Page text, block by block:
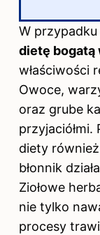
W
dietę bogatą
właściwości
Owoce,
oraz grube
diety
błonnik
Ziołowe
nie tylko
procesy